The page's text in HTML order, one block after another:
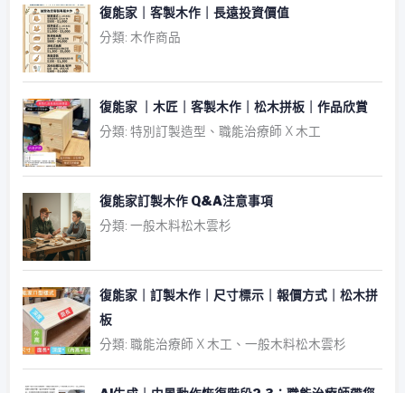
復能家｜客製木作｜長遠投資價值
分類: 木作商品
復能家 ｜木匠｜客製木作｜松木拼板｜作品欣賞
分類: 特別訂製造型、職能治療師 X 木工
復能家訂製木作 Q&A注意事項
分類: 一般木料松木雲杉
復能家｜訂製木作｜尺寸標示｜報價方式｜松木拼
板
分類: 職能治療師 X 木工、一般木料松木雲杉